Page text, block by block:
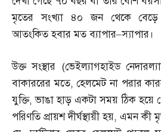
মৃতের সংখ্যা ৪০ জন থেকে বেড়ে
আতংকিত হবার মত ব্যাপার–স্যাপার।
উক্ত সংস্থার (ভেইল্যাগহাইড
বাকাররের মতে,হেলমেট না পরার
যুক্তি,ভাঙা হাড় একটা সময় ঠিক হয়ে
পরিণতি প্রায়শ দীর্ঘস্থায়ী হয়, এমন কী